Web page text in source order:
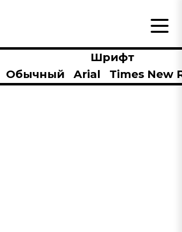
Шрифт
Обычный
Arial Times New